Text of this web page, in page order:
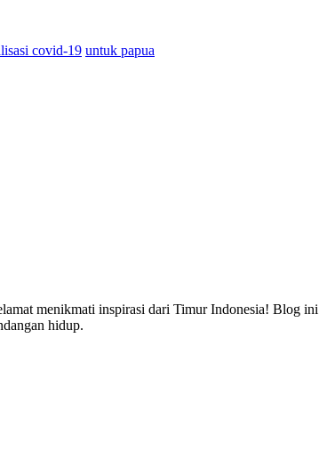
covid-19 untuk papua
menikmati inspirasi dari Timur Indonesia! Blog
hidup.